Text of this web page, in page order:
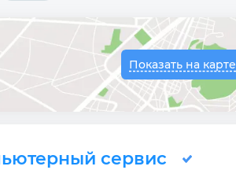
Показать на карте
сервис